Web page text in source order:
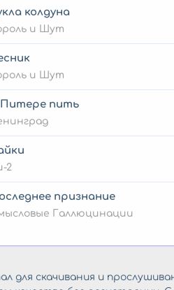
колдуна
и Шут
и Шут
пить
2
признание
Галлюцинации
для скачивания и